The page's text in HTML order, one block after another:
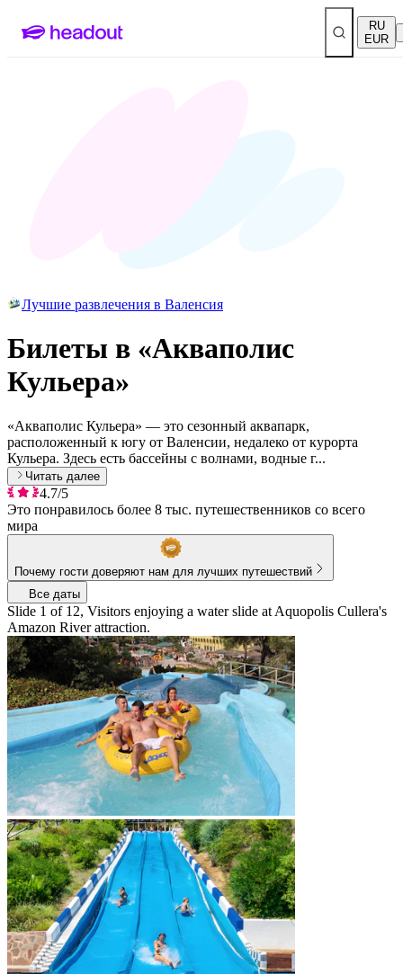
RU
EUR
Лучшие развлечения в Валенсия
Билеты в «Акваполис
Кульера»
«Акваполис Кульера» — это сезонный аквапарк,
расположенный к югу от Валенсии, недалеко от курорта
Кульера. Здесь есть бассейны с волнами, водные г...
Читать далее
4.7/5
Это понравилось более 8 тыс. путешественников со всего
мира
Почему гости доверяют нам для лучших путешествий
Все даты
Slide 1 of 12, Visitors enjoying a water slide at Aquopolis Cullera's
Amazon River attraction.